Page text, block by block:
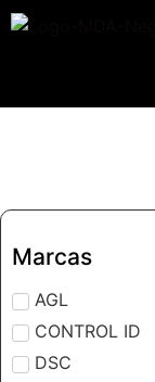
Marcas
AGL
CONTROL ID
DSC